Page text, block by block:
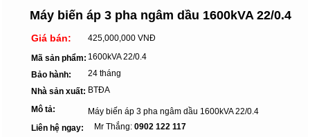
Máy biến áp 3 pha ngâm dầu 1600kVA 22/0.4
Giá bán: 425,000,000 VNĐ
Mã sản phẩm: 1600kVA 22/0.4
Bảo hành:
24 tháng
Nhà sản xuất: BTĐA
Mô tả:
Máy biến áp 3 pha ngâm dầu 1600kVA 22/0.4
Liên hệ ngay:
Mr Thắng: 0902 122 117